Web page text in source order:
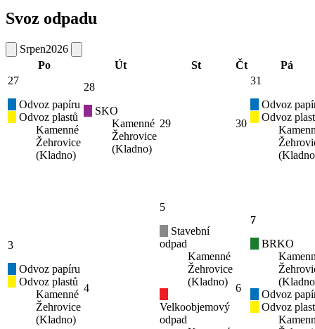
Svoz odpadu
Srpen2026
Po
Út St Čt
Pá
27
Odvoz papíru
Odvoz plastů
Kamenné
Žehrovice
(Kladno)
28
SKO
Kamenné
Žehrovice
(Kladno)
29 30
31
Odvoz
Odvoz
3
Odvoz papíru
Odvoz plastů
Kamenné
Žehrovice
(Kladno)
4
5
Stavební
odpad
Kamenné
Žehrovice
(Kladno)
Velkoobjemový
odpad
6
7
BRKO
Odvoz
Odvoz